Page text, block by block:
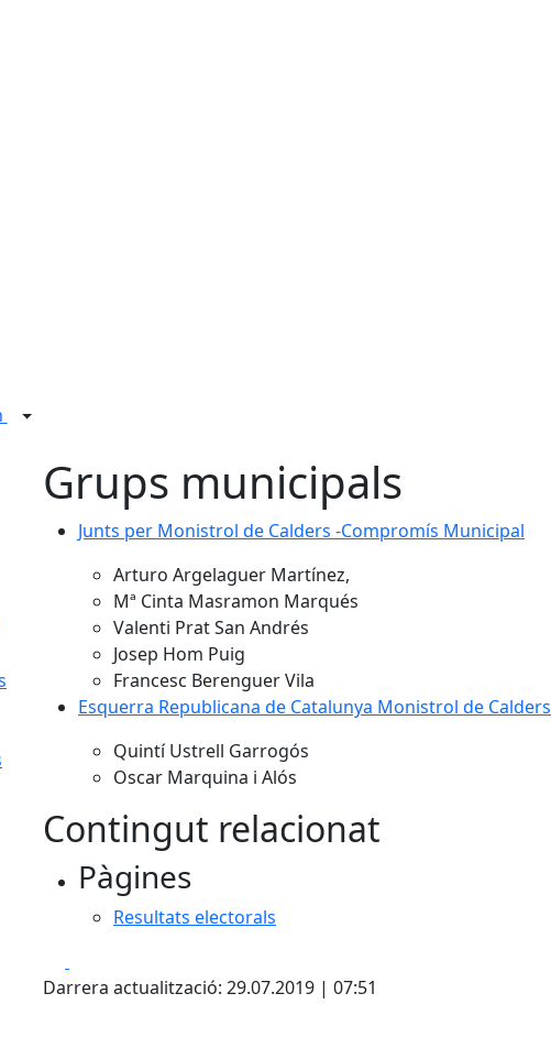
Grups municipals
Junts per Monistrol de Calders -Compromís Municipal
Arturo Argelaguer Martínez,
Mª Cinta Masramon Marqués
Valenti Prat San Andrés
Josep Hom Puig
Francesc Berenguer Vila
Esquerra Republicana de Catalunya Monistrol de Calders
Quintí Ustrell Garrogós
Oscar Marquina i Alós
Contingut relacionat
Pàgines
Resultats electorals
Darrera actualització: 29.07.2019 | 07:51